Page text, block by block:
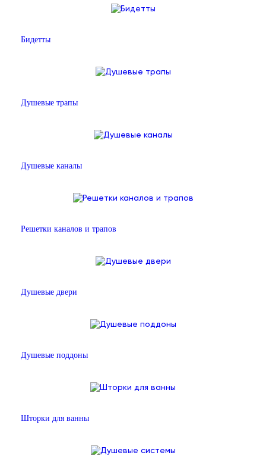
Бидетты
Душевые трапы
Душевые каналы
Решетки каналов и трапов
Душевые двери
Душевые поддоны
Шторки для ванны